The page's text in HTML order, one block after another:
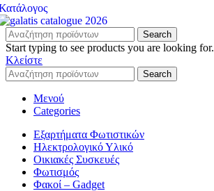
Search
Start typing to see products you are looking for.
Κλείστε
Search
Μενού
Categories
Εξαρτήματα Φωτιστικών
Ηλεκτρολογικό Υλικό
Οικιακές Συσκευές
Φωτισμός
Φακοί – Gadget